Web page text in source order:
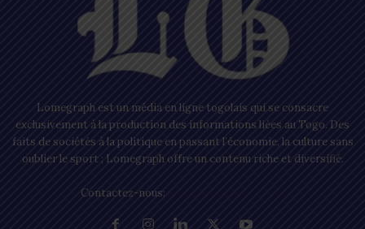
Lomegraph est un média en ligne togolais qui se consacre
exclusivement à la production des informations liées au Togo. Des
faits de sociétés à la politique en passant l’économie, la culture sans
oublier le sport ; Lomegraph offre un contenu riche et diversifié.
Contactez-nous: